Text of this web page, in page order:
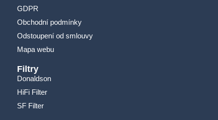
GDPR
Obchodní podmínky
Odstoupení od smlouvy
Mapa webu
Filtry
Donaldson
HiFi Filter
SF Filter